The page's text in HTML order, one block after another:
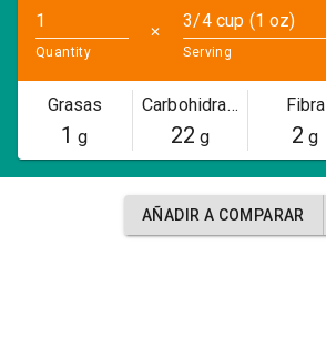
Quantity
✕
3/4 cup (1 oz)
Serving
Grasas
1 g
Carbohidratos
22 g
Fibra
2 g
AÑADIR A COMPARAR